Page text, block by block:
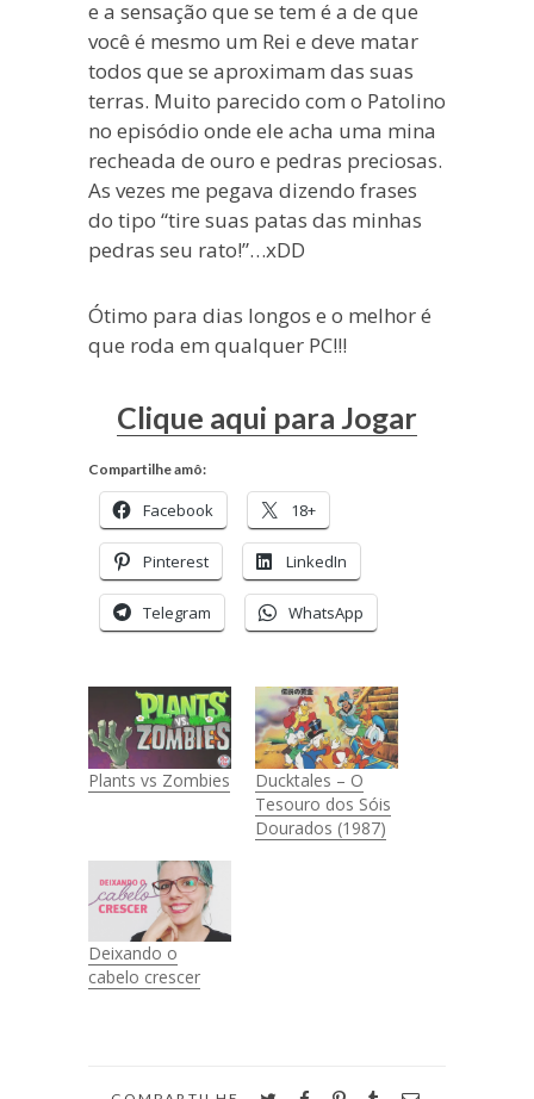
e a sensação que se tem é a de que
você é mesmo um Rei e deve matar
todos que se aproximam das suas
terras. Muito parecido com o Patolino
no episódio onde ele acha uma mina
recheada de ouro e pedras preciosas.
As vezes me pegava dizendo frases
do tipo “tire suas patas das minhas
pedras seu rato!”…xDD
Ótimo para dias longos e o melhor é
que roda em qualquer PC!!!
Clique aqui para Jogar
Compartilhe amô:
Facebook 18+
Pinterest LinkedIn
Telegram WhatsApp
Plants vs Zombies
Ducktales – O
Tesouro dos Sóis
Dourados (1987)
Deixando o
cabelo crescer